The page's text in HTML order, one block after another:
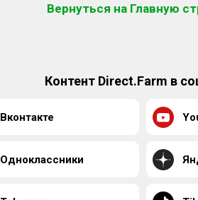
Вернуться на Главную
Контент Direct.Farm в
Вконтакте
Одноклассники